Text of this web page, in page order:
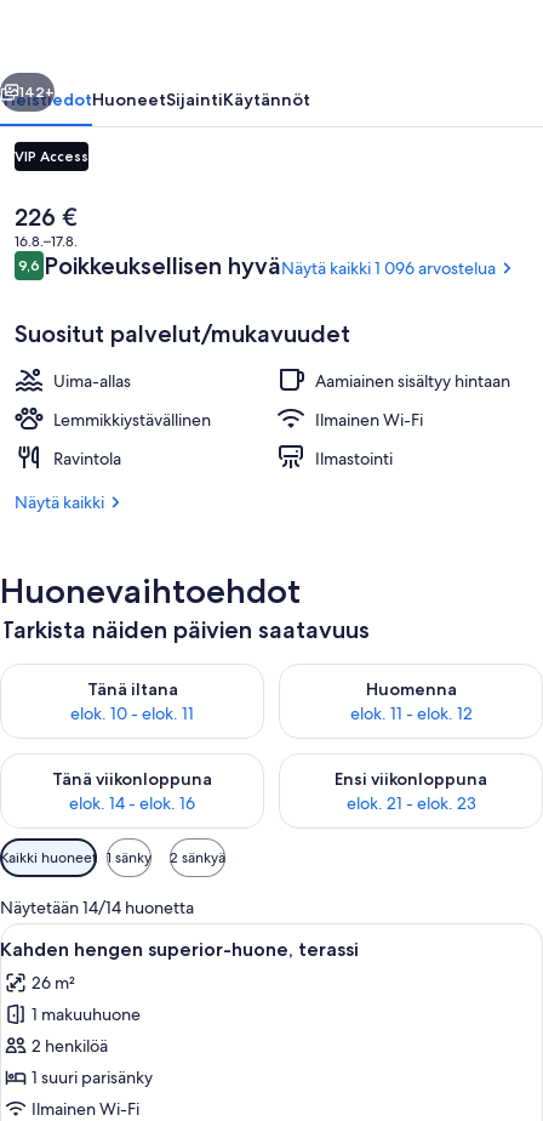
Seuraava
142+
YleistiedotHuoneetSijaintiKäytännöt
VIP Access
Nykyinen
hinta
on
226 €
226 €
16.8.–17.8.
Arvostelut
9,69,6 kautta 10.
Poikkeuksellisen hyväNäytä kaikki 1 096 arvostelua
Suositut palvelut/mukavuudet
Uima-allas
Aamiainen sisältyy hintaan
Lemmikkiystävällinen
Ilmainen Wi-Fi
Ravintola
Ilmastointi
Näytä kaikki
Huonevaihtoehdot
Tarkista näiden päivien saatavuus
Tänä iltana
elok. 10 - elok. 11
Tarkista tämän illan saatavuus elok. 10 - elok. 11
Huomenna
elok. 11 - elok. 12
Tarkista huomisen saatavuus
Tänä viikonloppuna
elok. 14 - elok. 16
Tarkista tämän viikonlopun saatavuus elok. 14 - elok. 16
Ensi viikonloppuna
elok. 21 - elok. 23
Tarkista ensi viikonlopun
Huoneille
saatavilla
olevia
suodattimia
Kaikki huoneet 1 sänky 2 sänkyä
Näytetään 14/14 huonetta
Avaa
kaikki
huonetyypin
Kahden
hengen
superior-
huone,
Hotellihuone, jossa on sänky,
9
Kahden hengen superior-huone, terassi
26 m²
1 makuuhuone
2 henkilöä
1 suuri parisänky
Ilmainen Wi-Fi